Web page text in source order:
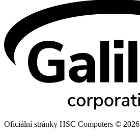
Oficiální stránky HSC Computers © 2026